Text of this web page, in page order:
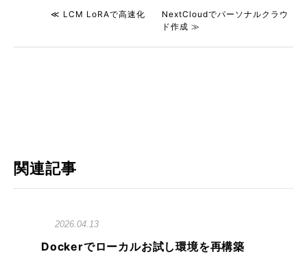
≪ LCM LoRAで高速化
NextCloudでパーソナルクラウ
ド作成 ≫
関連記事
2026.04.13
Dockerでローカルお試し環境を再構築